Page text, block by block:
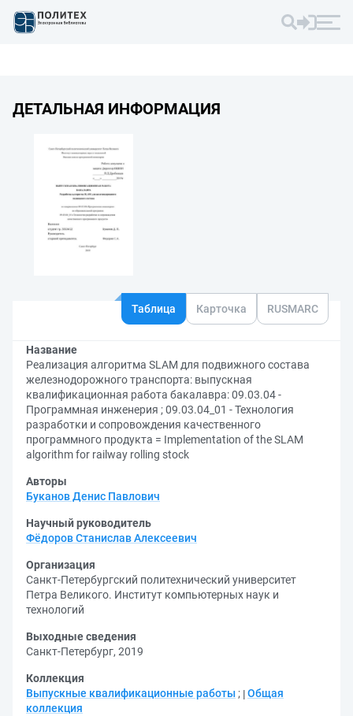
ДЕТАЛЬНАЯ ИНФОРМАЦИЯ
Таблица Карточка RUSMARC
Название
Реализация алгоритма SLAM для подвижного состава
железнодорожного транспорта: выпускная
квалификационная работа бакалавра: 09.03.04 -
Программная инженерия ; 09.03.04_01 - Технология
разработки и сопровождения качественного
программного продукта = Implementation of the SLAM
algorithm for railway rolling stock
Авторы
Буканов Денис Павлович
Научный руководитель
Фёдоров Станислав Алексеевич
Организация
Санкт-Петербургский политехнический университет
Петра Великого. Институт компьютерных наук и
технологий
Выходные сведения
Санкт-Петербург, 2019
Коллекция
Выпускные квалификационные работы ; Общая
коллекция